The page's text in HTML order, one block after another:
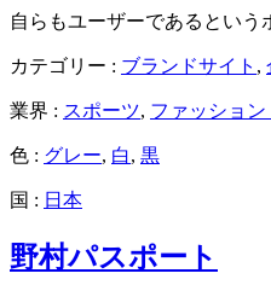
自らもユーザーであるという
カテゴリー : ブランドサイト ,
業界 : スポーツ, ファッショ
色 : グレー, 白, 黒
国 : 日本
野村パスポート